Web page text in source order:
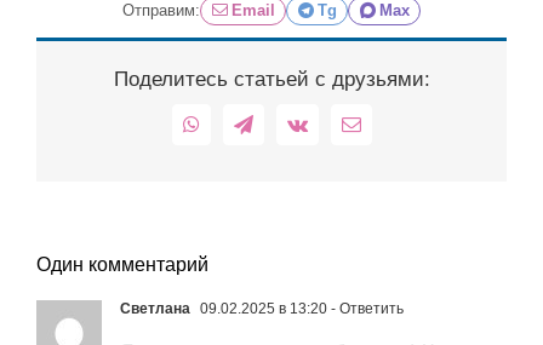
Отправим: Email Tg Max
Поделитесь статьей с друзьями:
WhatsAppTelegram
Vk Email
Один комментарий
Светлана 09.02.2025 в 13:20 - Ответить